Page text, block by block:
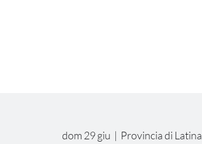
dom 29 giu
  |
Provincia di Latina